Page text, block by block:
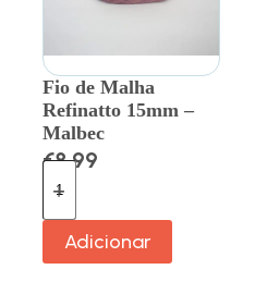
Fio de Malha
Refinatto 15mm –
Malbec
€8.99
Adicionar